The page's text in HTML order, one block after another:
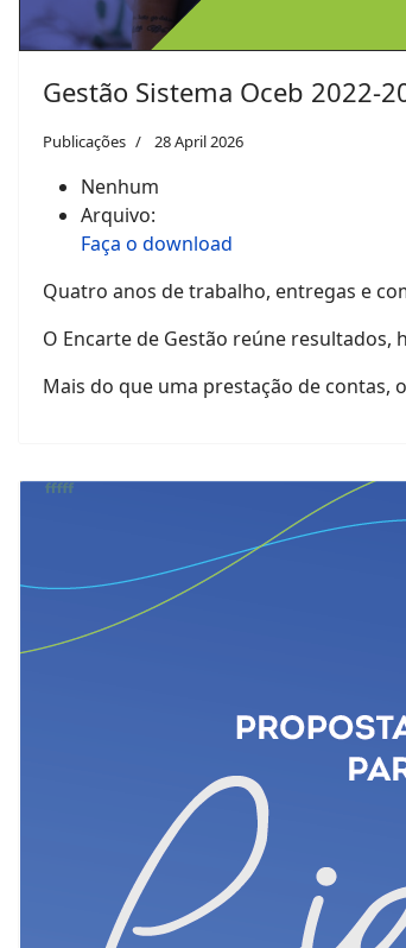
Gestão Sistema Oceb 2022-
Publicações 28 April 2026
Nenhum
Arquivo:
Faça o download
Quatro anos de trabalho, entregas e
O Encarte de Gestão reúne
Mais do que uma prestação de contas,